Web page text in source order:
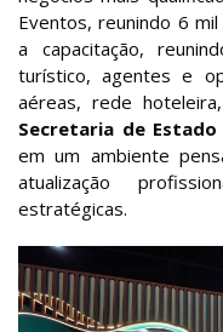
Eventos, reunindo 6
a capacitação,
turístico, agentes e
aéreas, rede
Secretaria de Estado
em um ambiente
atualização
estratégicas.